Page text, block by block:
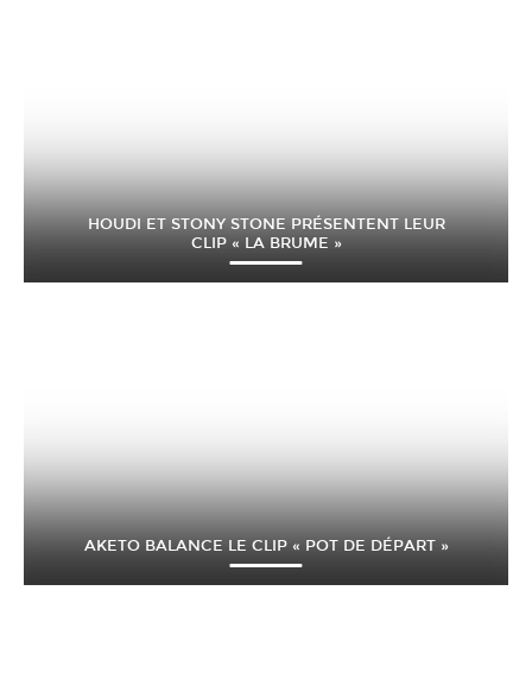
HOUDI ET STONY STONE PRÉSENTENT LEUR
CLIP « LA BRUME »
AKETO BALANCE LE CLIP « POT DE DÉPART »